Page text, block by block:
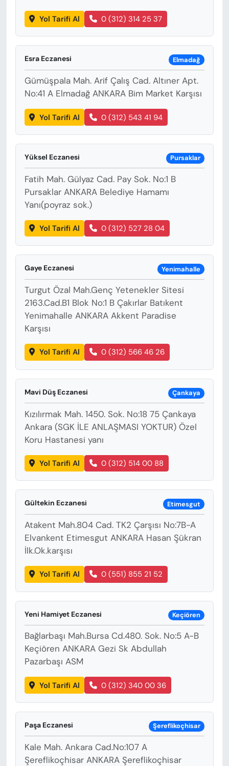
Yol Tarifi Al 0 (312) 314 25 37
Esra Eczanesi Elmadağ
Gümüşpala Mah. Arif Çalış Cad. Altıner Apt.
No:41 A Elmadağ ANKARA Bim Market Karşısı
Yol Tarifi Al 0 (312) 543 41 94
Yüksel Eczanesi Pursaklar
Fatih Mah. Gülyaz Cad. Pay Sok. No:1 B
Pursaklar ANKARA Belediye Hamamı
Yanı(poyraz sok.)
Yol Tarifi Al 0 (312) 527 28 04
Gaye Eczanesi Yenimahalle
Turgut Özal Mah.Genç Yetenekler Sitesi
2163.Cad.B1 Blok No:1 B Çakırlar Batıkent
Yenimahalle ANKARA Akkent Paradise
Karşısı
Yol Tarifi Al 0 (312) 566 46 26
Mavi Düş Eczanesi Çankaya
Kızılırmak Mah. 1450. Sok. No:18 75 Çankaya
Ankara (SGK İLE ANLAŞMASI YOKTUR) Özel
Koru Hastanesi yanı
Yol Tarifi Al 0 (312) 514 00 88
Gültekin Eczanesi Etimesgut
Atakent Mah.804 Cad. TK2 Çarşısı No:7B-A
Elvankent Etimesgut ANKARA Hasan Şükran
İlk.Ok.karşısı
Yol Tarifi Al 0 (551) 855 21 52
Yeni Hamiyet Eczanesi Keçiören
Bağlarbaşı Mah.Bursa Cd.480. Sok. No:5 A-B
Keçiören ANKARA Gezi Sk Abdullah
Pazarbaşı ASM
Yol Tarifi Al 0 (312) 340 00 36
Paşa Eczanesi Şereflikoçhisar
Kale Mah. Ankara Cad.No:107 A
Şereflikoçhisar ANKARA Şereflikoçhisar